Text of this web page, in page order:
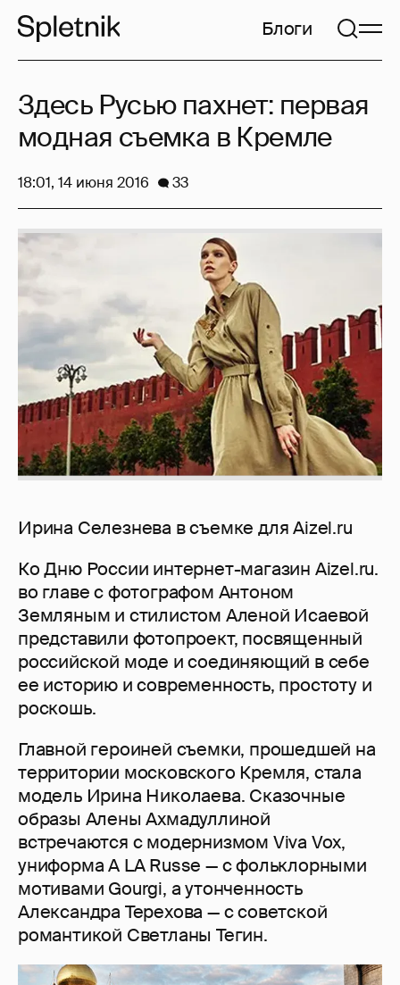
Блоги
Ирина Селезнева в съемке для Aizel.ru
Ко Дню России интернет-магазин Aizel.ru.
во главе с фотографом Антоном
Земляным и стилистом Аленой Исаевой
представили фотопроект, посвященный
российской моде и соединяющий в себе
ее историю и современность, простоту и
роскошь.
Главной героиней съемки, прошедшей на
территории московского Кремля, стала
модель Ирина Николаева. Сказочные
образы Алены Ахмадуллиной
встречаются с модернизмом Viva Vox,
униформа A LA Russe — с фольклорными
мотивами Gourgi, а утонченность
Александра Терехова — с советской
романтикой Светланы Тегин.
Здесь Русью пахнет: первая
модная съемка в Кремле
18:01, 14 июня 2016 33